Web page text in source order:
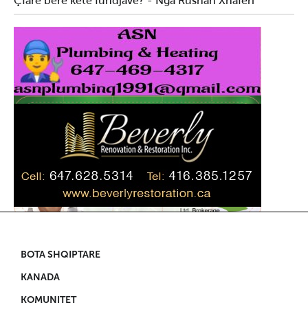
BOTA SHQIPTARE
KANADA
KOMUNITET